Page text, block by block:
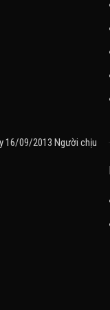
16/09/2013 Người chịu